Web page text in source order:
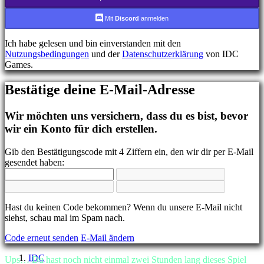
FR
IT
KO
NL
NO
PL
PT
RU
SR
SV
TR
UK
Das
Das
Mit Discord anmelden
Ich habe gelesen und bin einverstanden mit den
Nutzungsbedingungen und derDatenschutzerklärung von IDC
Games.
Bestätige deine E-Mail-Adresse
Wir möchten uns versichern, dass du es bist, bevor
wir ein Konto für dich erstellen.
Gib den Bestätigungscode mit 4 Ziffern ein, den wir dir per E-Mail
gesendet haben:
Hast du keinen Code bekommen? Wenn du unsere E-Mail nicht
siehst, schau mal im Spam nach.
Code erneut senden E-Mail ändern
IDC
Ups… Du hast noch nicht einmal zwei Stunden lang dieses Spiel